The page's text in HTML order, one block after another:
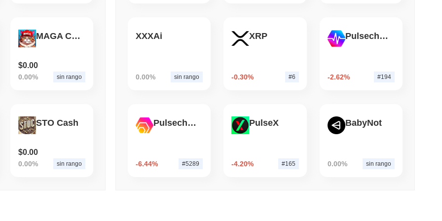
CRYPTO REGULATIONS US REGULATORS
Il CLARITY Act è in stallo mentre si avvicina la pausa di agosto
MAGA CAT
$0.00
0.00% sin rango
STO Cash
$0.00
0.00% sin rango
XXXAi
0.00% sin rango
XRP
-0.30% #6
Pulsechain
-2.62% #194
Pulsechain Bridged HEX (Pulsechain)
-6.44% #5289
PulseX
-4.20% #165
BabyNot
0.00% sin rango